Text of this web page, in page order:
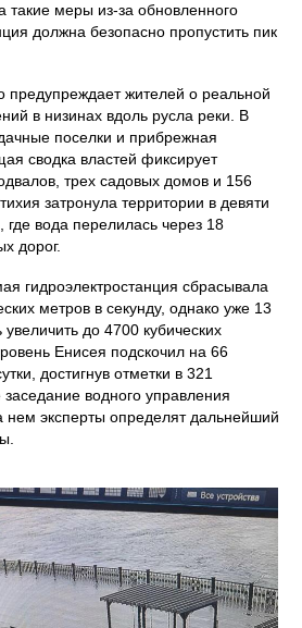
меры из-за обновленного
должна безопасно пропустить пик
предупреждает жителей о реальной
в низинах вдоль русла реки. В
поселки и прибрежная
сводка властей фиксирует
трех садовых домов и 156
затронула территории в девяти
где вода перелилась через 18
дорог.
гидроэлектростанция сбрасывала
метров в секунду, однако уже 13
до 4700 кубических
Енисея подскочил на 66
достигнув отметки в 321
водного управления
эксперты определят дальнейший